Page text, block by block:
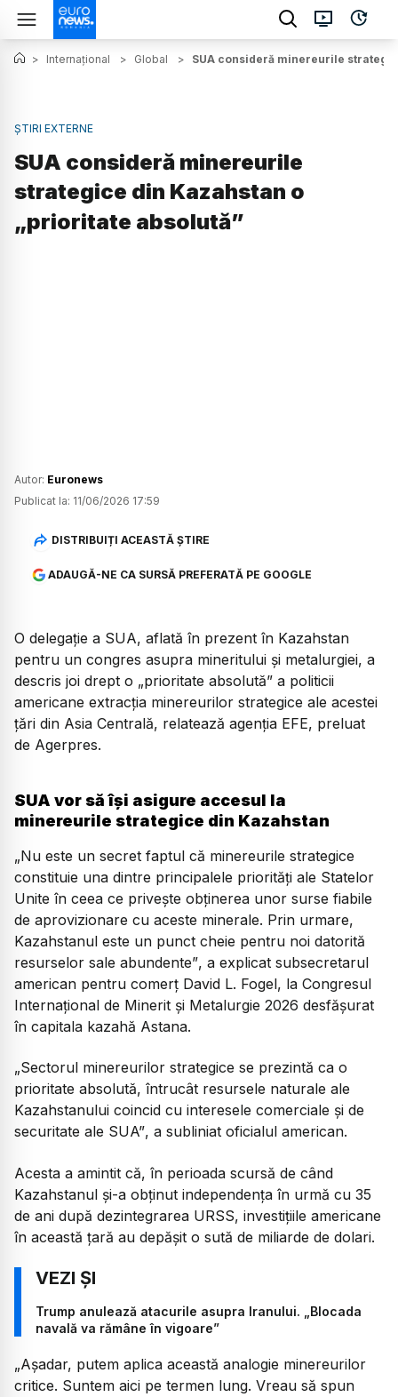
> Internațional > Global > SUA consideră minereurile
ȘTIRI EXTERNE
SUA consideră minereurile
strategice din Kazahstan o
„prioritate absolută”
Autor: Euronews
Publicat la: 11/06/2026 17:59
DISTRIBUIȚI ACEASTĂ ȘTIRE
ADAUGĂ-NE CA SURSĂ PREFERATĂ PE GOOGLE
O delegație a SUA, aflată în prezent în Kazahstan
pentru un congres asupra mineritului și metalurgiei, a
descris joi drept o „prioritate absolută” a politicii
americane extracția minereurilor strategice ale acestei
țări din Asia Centrală, relatează agenția EFE, preluat
de Agerpres.
SUA vor să își asigure accesul la
minereurile strategice din Kazahstan
„Nu este un secret faptul că minereurile strategice
constituie una dintre principalele priorități ale Statelor
Unite în ceea ce privește obținerea unor surse fiabile
de aprovizionare cu aceste minerale. Prin urmare,
Kazahstanul este un punct cheie pentru noi datorită
resurselor sale abundente”, a explicat subsecretarul
american pentru comerț David L. Fogel, la Congresul
Internațional de Minerit și Metalurgie 2026 desfășurat
în capitala kazahă Astana.
„Sectorul minereurilor strategice se prezintă ca o
prioritate absolută, întrucât resursele naturale ale
Kazahstanului coincid cu interesele comerciale și de
securitate ale SUA”, a subliniat oficialul american.
Acesta a amintit că, în perioada scursă de când
Kazahstanul și-a obținut independența în urmă cu 35
de ani după dezintegrarea URSS, investițiile americane
în această țară au depășit o sută de miliarde de dolari.
Trump anulează atacurile asupra Iranului. „Blocada
navală va rămâne în vigoare”
„Așadar, putem aplica această analogie minereurilor
critice. Suntem aici pe termen lung. Vreau să spun